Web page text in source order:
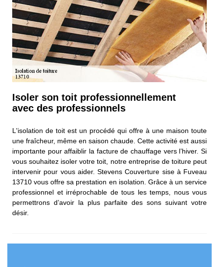
Isoler son toit professionnellement
avec des professionnels
L'isolation de toit est un procédé qui offre à une maison toute
une fraîcheur, même en saison chaude. Cette activité est aussi
importante pour affaiblir la facture de chauffage vers l’hiver. Si
vous souhaitez isoler votre toit, notre entreprise de toiture peut
intervenir pour vous aider. Stevens Couverture sise à Fuveau
13710 vous offre sa prestation en isolation. Grâce à un service
professionnel et irréprochable de tous les temps, nous vous
permettrons d’avoir la plus parfaite des sons suivant votre
désir.